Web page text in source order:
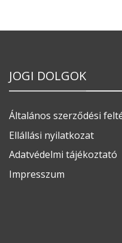
JOGI DOLGOK
Általános szerződési
Ellállási nyilatkozat
Adatvédelmi tájékoztató
Impresszum